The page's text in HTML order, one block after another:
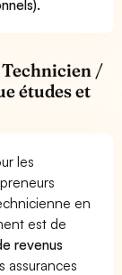
Technicien /
études et
les
en
est de
revenus
assurances